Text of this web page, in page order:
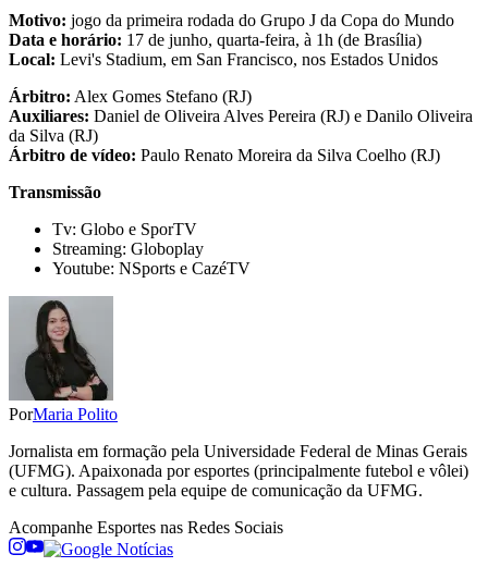
Motivo: jogo da primeira rodada do Grupo J da Copa do Mundo
Data e horário: 17 de junho, quarta-feira, à 1h (de Brasília)
Local: Levi's Stadium, em San Francisco, nos Estados Unidos
Árbitro: Alex Gomes Stefano (RJ)
Auxiliares: Daniel de Oliveira Alves Pereira (RJ) e Danilo Oliveira
da Silva (RJ)
Árbitro de vídeo: Paulo Renato Moreira da Silva Coelho (RJ)
Transmissão
Tv: Globo e SporTV
Streaming: Globoplay
Youtube: NSports e CazéTV
PorMaria Polito
Jornalista em formação pela Universidade Federal de Minas Gerais
(UFMG). Apaixonada por esportes (principalmente futebol e vôlei)
e cultura. Passagem pela equipe de comunicação da UFMG.
Acompanhe Esportes nas Redes Sociais